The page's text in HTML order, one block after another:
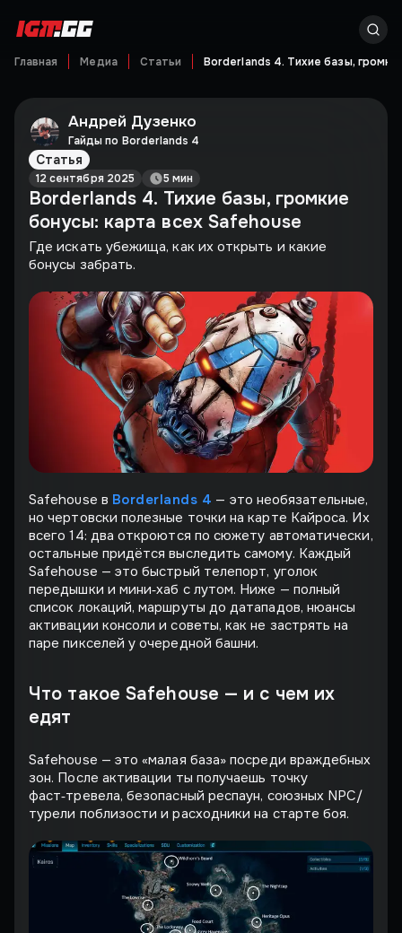
Главная Медиа Статьи Borderlands 4. Тихие базы,
Андрей Дузенко
Гайды по Borderlands 4
Статья
12 сентября 2025 5 мин
Borderlands 4. Тихие базы, громкие
бонусы: карта всех Safehouse
Где искать убежища, как их открыть и какие
бонусы забрать.
Safehouse в Borderlands 4 — это необязательные,
но чертовски полезные точки на карте Кайроса. Их
всего 14: два откроются по сюжету автоматически,
остальные придётся выследить самому. Каждый
Safehouse — это быстрый телепорт, уголок
передышки и мини‐хаб с лутом. Ниже — полный
список локаций, маршруты до датападов, нюансы
активации консоли и советы, как не застрять на
паре пикселей у очередной башни.
Что такое Safehouse — и с чем их
едят
Safehouse — это «малая база» посреди враждебных
зон. После активации ты получаешь точку
фаст‑тревела, безопасный респаун, союзных NPC/
турели поблизости и расходники на старте боя.